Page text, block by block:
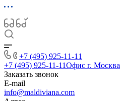
+7 (495) 925-11-11
+7 (495) 925-11-11Офис г. Москва
Заказать звонок
E-mail
info@maldiviana.com